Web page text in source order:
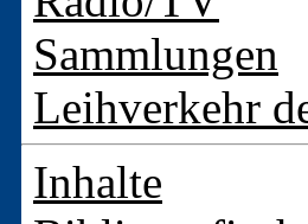
Sammlungen
Leihverkehr
Inhalte